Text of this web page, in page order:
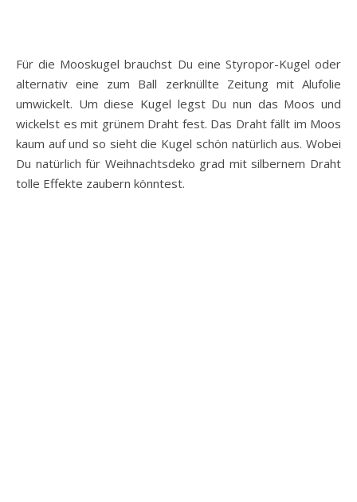
Für die Mooskugel brauchst Du eine Styropor-Kugel oder
alternativ eine zum Ball zerknüllte Zeitung mit Alufolie
umwickelt. Um diese Kugel legst Du nun das Moos und
wickelst es mit grünem Draht fest. Das Draht fällt im Moos
kaum auf und so sieht die Kugel schön natürlich aus. Wobei
Du natürlich für Weihnachtsdeko grad mit silbernem Draht
tolle Effekte zaubern könntest.